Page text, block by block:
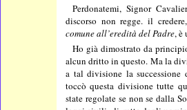
Perdonatemi, Signor
discorso non regge. il
comune all’eredità del Padre, è
Ho già dimostrato da
alcun dritto in questo. Ma la
a tal divisione la
toccò questa divisione tutte
state regolate se non se dalla